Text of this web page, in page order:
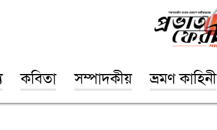
কবিতা সম্পাদকীয় ভ্রমণ কাহিনী